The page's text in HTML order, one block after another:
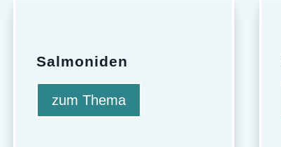
Salmoniden
zum Thema